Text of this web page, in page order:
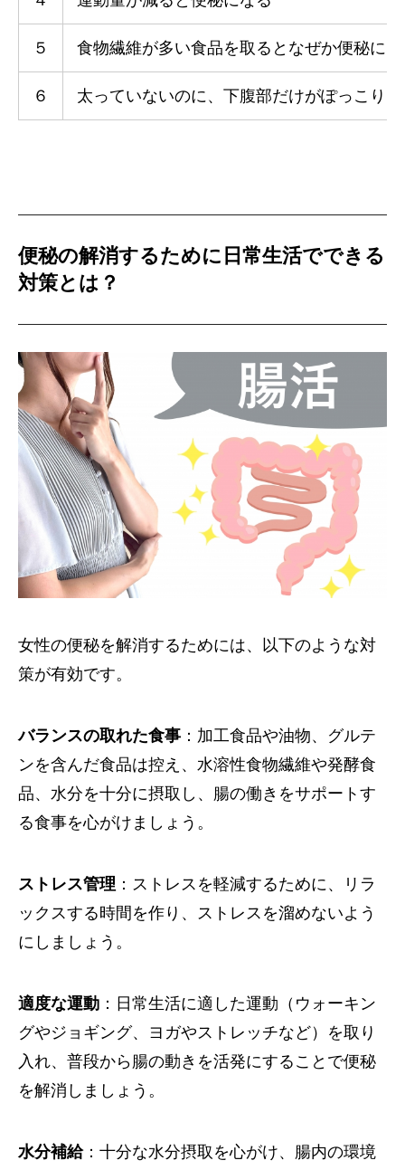
５ 食物繊維が多い食品を取るとなぜか便秘に
６ 太っていないのに、下腹部だけがぽっこり
便秘の解消するために日常生活でできる
対策とは？
女性の便秘を解消するためには、以下のような対
策が有効です。
バランスの取れた食事 ：加工食品や油物、グルテ
ンを含んだ食品は控え、水溶性食物繊維や発酵食
品、水分を十分に摂取し、腸の働きをサポートす
る食事を心がけましょう。
ストレス管理 ：ストレスを軽減するために、リラ
ックスする時間を作り、ストレスを溜めないよう
にしましょう。
適度な運動 ：日常生活に適した運動（ウォーキン
グやジョギング、ヨガやストレッチなど）を取り
入れ、普段から腸の動きを活発にすることで便秘
を解消しましょう。
水分補給：十分な水分摂取を心がけ、腸内の環境